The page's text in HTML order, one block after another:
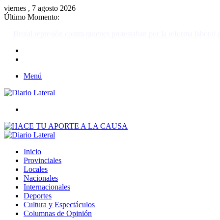
viernes , 7 agosto 2026
Último Momento:
Menú
Inicio
Provinciales
Locales
Nacionales
Internacionales
Deportes
Cultura y Espectáculos
Columnas de Opinión